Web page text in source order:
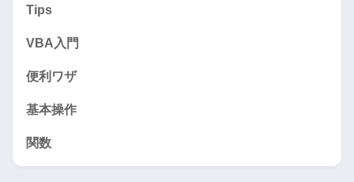
Tips
VBA入門
便利ワザ
基本操作
関数